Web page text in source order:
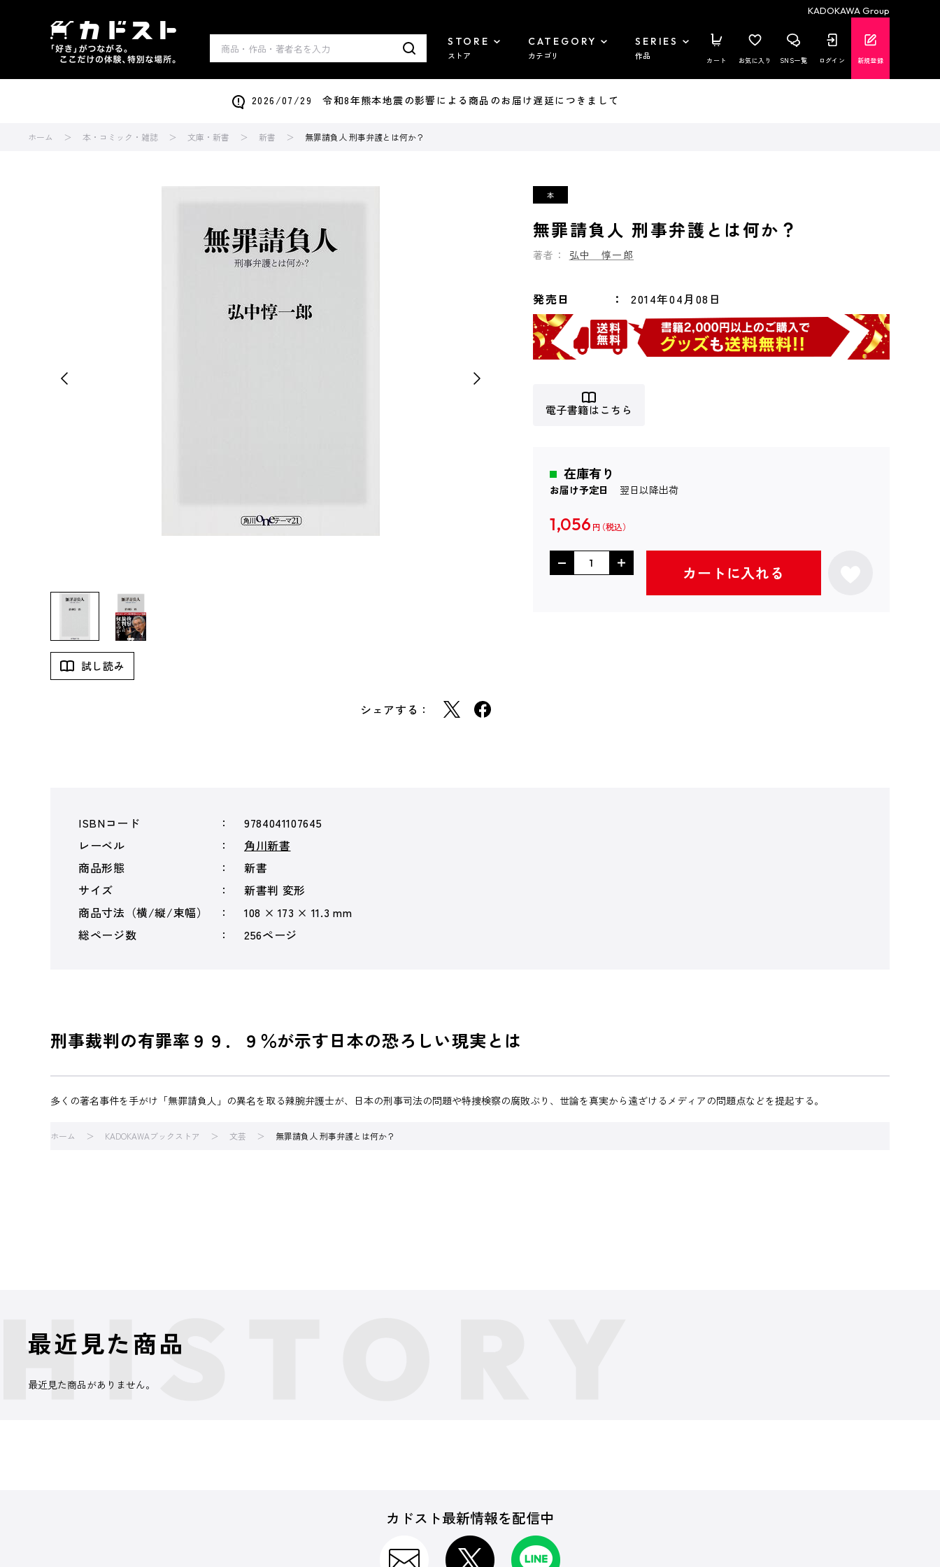
KADOKAWA Group
STORE
ストア
CATEGORY
カテゴリ
SERIES
作品 カート お気に入り SNS一覧 ログイン 新規登録
2026/07/29 令和8年熊本地震の影響による商品のお届け遅延につきまして
ホーム 本・コミック・雑誌 文庫・新書 新書 無罪請負人 刑事弁護とは何か？
試し読み
シェアする：
無罪請負人 刑事弁護とは何か？
著者： 弘中 惇一郎
発売日 2014年04月08日
電子書籍はこちら
在庫有り
お届け予定日 翌日以降出荷
1,056 円
カートに入れる
ISBNコード
9784041107645
レーベル
角川新書
商品形態
新書
サイズ
新書判 変形
商品寸法（横/縦/束幅）
108 × 173 × 11.3 mm
総ページ数
256ページ
刑事裁判の有罪率９９．９％が示す日本の恐ろしい現実とは
多くの著名事件を手がけ「無罪請負人」の異名を取る辣腕弁護士が、日本の刑事司法の問題や特捜検察の腐敗ぶり、世論を真実から遠ざけるメディアの問題点などを提起する。
ホーム KADOKAWAブックストア 文芸 無罪請負人 刑事弁護とは何か？
最近見た商品
最近見た商品がありません。
カドスト最新情報を配信中